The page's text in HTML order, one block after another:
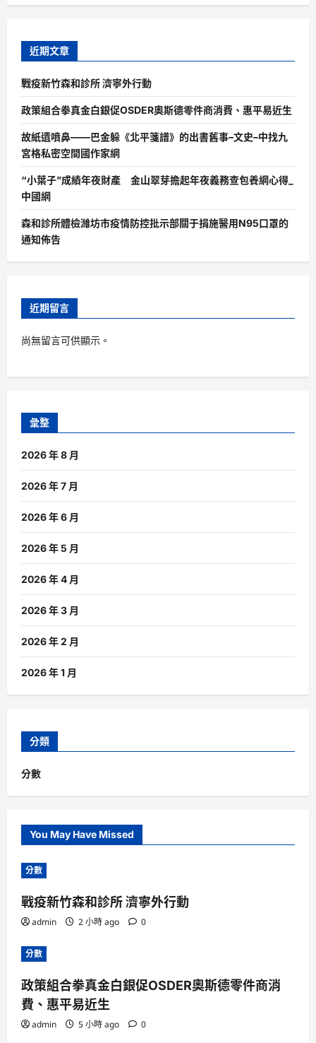
近期文章
戰疫新竹森和診所 濟寧外行動
政策組合拳真金白銀促OSDER奧斯德零件商消費、惠平易近生
故紙遺噴鼻——巴金躲《北平箋譜》的出書舊事–文史–中找九
宮格私密空間國作家網
“小葉子”成績年夜財產 金山翠芽擔起年夜義務查包養網心得_
中國網
森和診所體檢濰坊市疫情防控批示部關于捐施醫用N95口罩的
通知佈告
近期留言
尚無留言可供顯示。
彙整
2026 年 8 月
2026 年 7 月
2026 年 6 月
2026 年 5 月
2026 年 4 月
2026 年 3 月
2026 年 2 月
2026 年 1 月
分類
分數
You May Have Missed
分數
戰疫新竹森和診所 濟寧外行動
admin 2 小時 ago 0
分數
政策組合拳真金白銀促OSDER奧斯德零件商消
費、惠平易近生
admin 5 小時 ago 0